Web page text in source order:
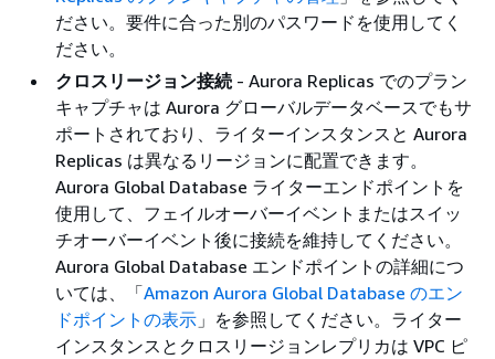
ださい。要件に合った別のパスワードを使用してく
ださい。
クロスリージョン接続 - Aurora Replicas でのプラン
キャプチャは Aurora グローバルデータベースでもサ
ポートされており、ライターインスタンスと Aurora
Replicas は異なるリージョンに配置できます。
Aurora Global Database ライターエンドポイントを
使用して、フェイルオーバーイベントまたはスイッ
チオーバーイベント後に接続を維持してください。
Aurora Global Database エンドポイントの詳細につ
いては、「Amazon Aurora Global Database のエン
ドポイントの表示 」を参照してください。ライター
インスタンスとクロスリージョンレプリカは VPC ピ